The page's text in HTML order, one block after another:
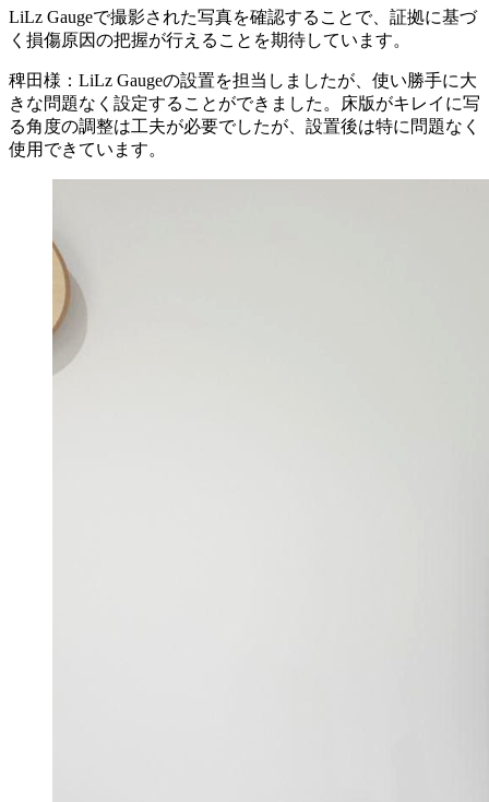
LiLz Gaugeで撮影された写真を確認することで、証拠に基づ
く損傷原因の把握が行えることを期待しています。
稗田様：LiLz Gaugeの設置を担当しましたが、使い勝手に大
きな問題なく設定することができました。床版がキレイに写
る角度の調整は工夫が必要でしたが、設置後は特に問題なく
使用できています。